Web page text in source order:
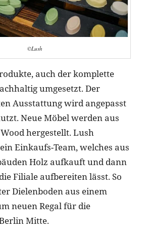
©Lush
auch der komplette
umgesetzt. Der
Ausstattung wird angepasst
Neue Möbel werden aus
hergestellt. Lush
Einkaufs-Team, welches aus
Holz aufkauft und dann
Filiale aufbereiten lässt. So
Dielenboden aus einem
neuen Regal für die
Mitte.